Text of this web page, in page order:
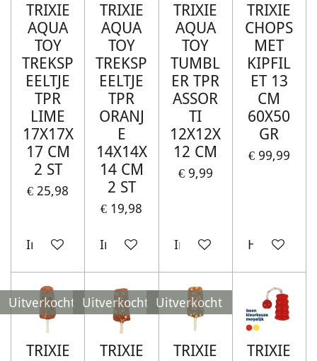
TRIXIE
AQUA
TOY
TREKSP
EELTJE
TPR
LIME
17X17X
17 CM
2 ST
€ 25,98
In winkelwagen
TRIXIE
AQUA
TOY
TREKSP
EELTJE
TPR
ORANJ
E
14X14X
14 CM
2 ST
€ 19,98
In winkelwagen
TRIXIE
AQUA
TOY
TUMBL
ER TPR
ASSOR
TI
12X12X
12 CM
€ 9,99
In winkelwagen
TRIXIE
CHOPS
MET
KIPFIL
ET 13
CM
60X50
GR
€ 99,99
Houd mij
Uitverkocht
TRIXIE
Uitverkocht
TRIXIE
Uitverkocht
TRIXIE
TRIXIE